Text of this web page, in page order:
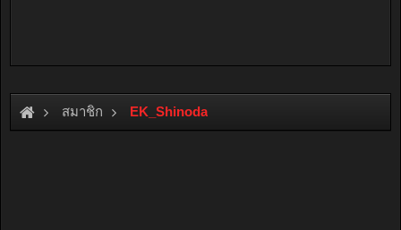
สมาชิก EK_Shinoda